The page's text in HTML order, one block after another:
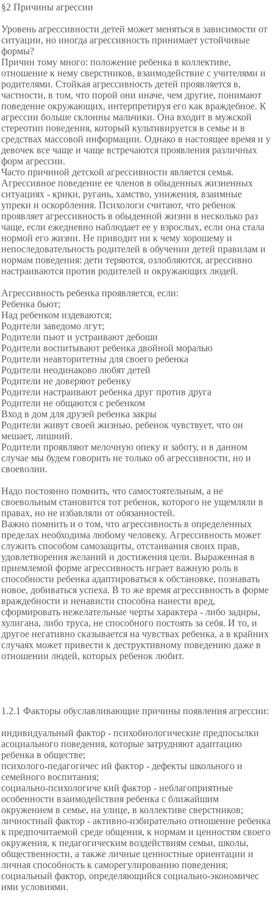
§2 Причины агрессии
Уровень агрессивности детей может меняться в зависимости от
ситуации, но иногда агрессивность принимает устойчивые
формы?
Причин тому много: положение ребенка в коллективе,
отношение к нему сверстников, взаимодействие с учителями и
родителями. Стойкая агрессивность детей проявляется в,
частности, в том, что порой они иначе, чем другие, понимают
поведение окружающих, интерпретируя его как враждебное. К
агрессии больше склонны мальчики. Она входит в мужской
стереотип поведения, который культивируется в семье и в
средствах массовой информации. Однако в настоящее время и у
девочек все чаще и чаще встречаются проявления различных
форм агрессии.
Часто причиной детской агрессивности является семья.
Агрессивное поведение ее членов в обыденных жизненных
ситуациях - крики, ругань, хамство, унижения, взаимные
упреки и оскорбления. Психологи считают, что ребенок
проявляет агрессивность в обыденной жизни в несколько раз
чаще, если ежедневно наблюдает ее у взрослых, если она стала
нормой его жизни. Не приводит ни к чему хорошему и
непоследовательность родителей в обучении детей правилам и
нормам поведения: дети теряются, озлобляются, агрессивно
настраиваются против родителей и окружающих людей.
Агрессивность ребенка проявляется, если:
Ребенка бьют;
Над ребенком издеваются;
Родители заведомо лгут;
Родители пьют и устраивают дебоши
Родители воспитывают ребенка двойной моралью
Родители неавторитетны для своего ребенка
Родители неодинаково любят детей
Родители не доверяют ребенку
Родители настраивают ребенка друг против друга
Родители не общаются с ребенком
Вход в дом для друзей ребенка закры
Родители живут своей жизнью, ребенок чувствует, что он
мешает, лишний.
Родители проявляют мелочную опеку и заботу, и в данном
случае мы будем говорить не только об агрессивности, но и
своеволии.
Надо постоянно помнить, что самостоятельным, а не
своевольным становится тот ребенок, которого не ущемляли в
правах, но не избавляли от обязанностей.
Важно помнить и о том, что агрессивность в определенных
пределах необходима любому человеку. Агрессивность может
служить способом самозащиты, отстаивания своих прав,
удовлетворения желаний и достижения цели. Выраженная в
приемлемой форме агрессивность играет важную роль в
способности ребенка адаптироваться к обстановке, познавать
новое, добиваться успеха. В то же время агрессивность в форме
враждебности и ненависти способна нанести вред,
сформировать нежелательные черты характера - либо задиры,
хулигана, либо труса, не способного постоять за себя. И то, и
другое негативно сказывается на чувствах ребенка, а в крайних
случаях может привести к деструктивному поведению даже в
отношении людей, которых ребенок любит.
1.2.1 Факторы обуславливающие причины появления агрессии:
индивидуальный фактор - психобиологические предпосылки
асоциального поведения, которые затрудняют адаптацию
ребенка в обществе;
психолого-педагогичес ий фактор - дефекты школьного и
семейного воспитания;
социально-психологиче кий фактор - неблагоприятные
особенности взаимодействия ребенка с ближайшим
окружением в семье, на улице, в коллективе сверстников;
личностный фактор - активно-избирательно отношение ребенка
к предпочитаемой среде общения, к нормам и ценностям своего
окружения, к педагогическим воздействиям семьи, школы,
общественности, а также личные ценностные ориентации и
личная способность к саморегулированию поведения;
социальный фактор, определяющийся социально-экономичес
ими условиями.